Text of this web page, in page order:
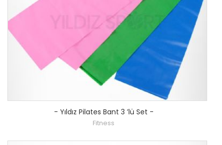
- Yıldız Pilates Bant 3 ’lü Set -
Fitness